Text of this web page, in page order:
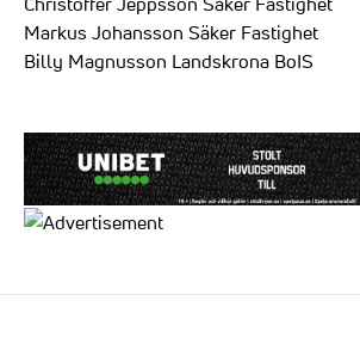
Markus Johansson Säker Fastighet
Billy Magnusson Landskrona BoIS